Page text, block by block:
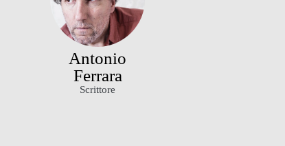
Antonio
Ferrara
Scrittore